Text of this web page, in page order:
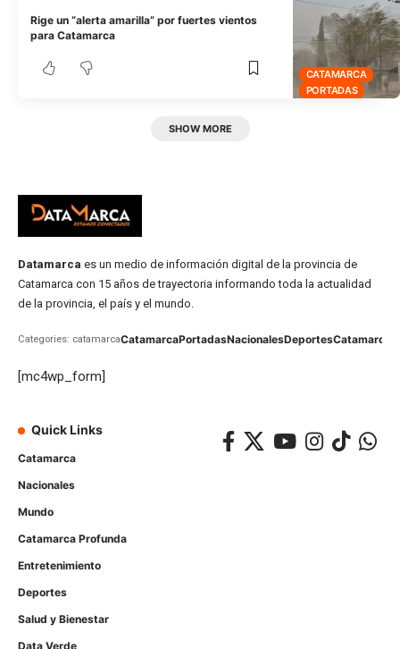
CATAMARCA
PORTADAS
Rige un “alerta amarilla” por fuertes vientos
para Catamarca
SHOW MORE
Datamarca es un medio de información digital de la provincia de
Catamarca con 15 años de trayectoria informando toda la actualidad
de la provincia, el país y el mundo.
Categories: catamarcaCatamarcaPortadasNacionalesDeportesCatamarca
[mc4wp_form]
Quick Links
Catamarca
Nacionales
Mundo
Catamarca Profunda
Entretenimiento
Deportes
Salud y Bienestar
Data Verde